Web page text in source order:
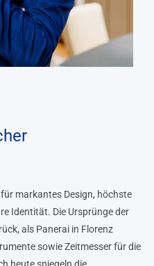
markantes Design, höchste
Identität. Die Ursprünge der
als Panerai in Florenz
sowie Zeitmesser für die